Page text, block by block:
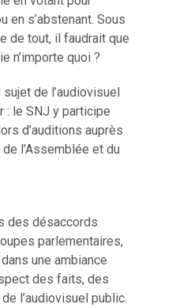
en s’abstenant. Sous
de tout, il faudrait que
n’importe quoi ?
de l’audiovisuel
: le SNJ y participe
d’auditions auprès
l’Assemblée et du
des désaccords
parlementaires,
une ambiance
des faits, des
l’audiovisuel public.